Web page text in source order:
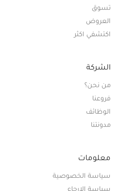
تسوق
العروض
اكتشفي اكثر
الشركة
من نحن؟
فروعنا
الوظائف
مدونتنا
معلومات
سياسة الخصوصية